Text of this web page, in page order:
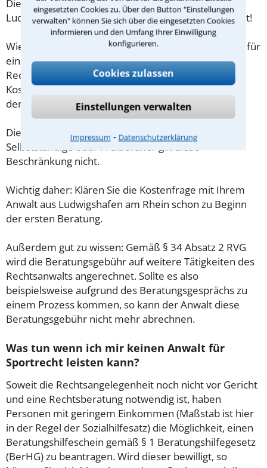
eingesetzten Cookies zu. Über den Button "Einstellungen
verwalten" können Sie sich über die eingesetzten Cookies
informieren und den Umfang Ihrer Einwilligung
konfigurieren.
Cookies zulassen
Einstellungen verwalten
Impressum ⁃ Datenschutzerklärung
Die Kosten eines Anwalts für Sportrecht in
Ludwigshafen am Rhein sind oft geringer als gedacht!
Wieviel ein Rechtsanwalt in Ludwigshafen am Rhein für
eine Erstberatung verlangen darf, ist in §34 des
Rechtsanwaltsvergütungsgesetz (RVG) geregelt. Die
Kosten für das erste Beratungsgespräch betragen
demnach maximal 190,00 € zzgl. MwSt.
Diese Regelung gilt jedoch nur für Verbraucher. Für
Selbstständige oder Freiberufler gilt diese
Beschränkung nicht.
Wichtig daher: Klären Sie die Kostenfrage mit Ihrem
Anwalt aus Ludwigshafen am Rhein schon zu Beginn
der ersten Beratung.
Außerdem gut zu wissen: Gemäß § 34 Absatz 2 RVG
wird die Beratungsgebühr auf weitere Tätigkeiten des
Rechtsanwalts angerechnet. Sollte es also
beispielsweise aufgrund des Beratungsgesprächs zu
einem Prozess kommen, so kann der Anwalt diese
Beratungsgebühr nicht mehr abrechnen.
Was tun wenn ich mir keinen Anwalt für
Sportrecht leisten kann?
Soweit die Rechtsangelegenheit noch nicht vor Gericht
und eine Rechtsberatung notwendig ist, haben
Personen mit geringem Einkommen (Maßstab ist hier
in der Regel der Sozialhilfesatz) die Möglichkeit, einen
Beratungshilfeschein gemäß § 1 Beratungshilfegesetz
(BerHG) zu beantragen. Wird dieser bewilligt, so